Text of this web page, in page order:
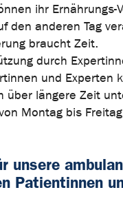
ihr Ernährungs-
den anderen Tag
braucht Zeit.
durch
und Experten
über längere Zeit
Montag bis
unsere
Patientinnen